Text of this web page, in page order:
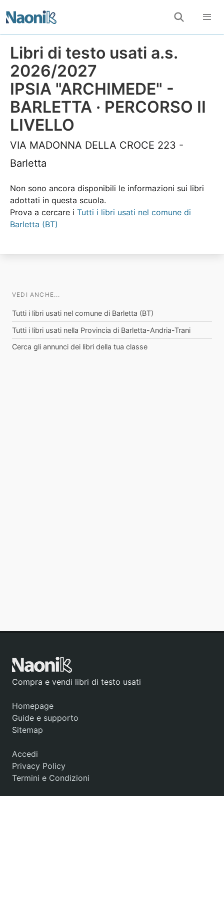
Libri di testo usati a.s.
2026/2027
IPSIA "ARCHIMEDE" -
BARLETTA · PERCORSO II
LIVELLO
VIA MADONNA DELLA CROCE 223 -
Barletta
Non sono ancora disponibili le informazioni sui libri
adottati in questa scuola.
Prova a cercare i Tutti i libri usati nel comune di
Barletta (BT)
VEDI ANCHE...
Tutti i libri usati nel comune di Barletta (BT)
Tutti i libri usati nella Provincia di Barletta-Andria-Trani
Cerca gli annunci dei libri della tua classe
Compra e vendi libri di testo usati
Homepage
Guide e supporto
Sitemap
Accedi
Privacy Policy
Termini e Condizioni